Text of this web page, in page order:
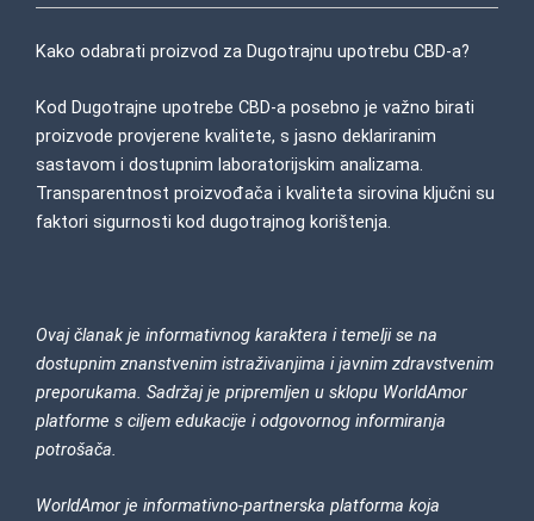
Kako odabrati proizvod za Dugotrajnu upotrebu CBD-a?
Kod Dugotrajne upotrebe CBD-a posebno je važno birati
proizvode provjerene kvalitete, s jasno deklariranim
sastavom i dostupnim laboratorijskim analizama.
Transparentnost proizvođača i kvaliteta sirovina ključni su
faktori sigurnosti kod dugotrajnog korištenja.
Ovaj članak je informativnog karaktera i temelji se na
dostupnim znanstvenim istraživanjima i javnim zdravstvenim
preporukama. Sadržaj je pripremljen u sklopu WorldAmor
platforme s ciljem edukacije i odgovornog informiranja
potrošača.
WorldAmor je informativno-partnerska platforma koja